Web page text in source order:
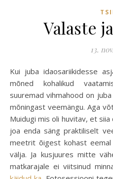
Valaste
13.
Kui juba idaosariikidesse asja siis tuleb üle vaadata ka
mõned kohalikud
suuremad vihmahood on
mõningast veemängu. Aga
Muidugi mis oli huvitav, et
joa enda säng praktiliselt
meetrit õigest kohast
välja. Ja kusjuures mitte
matkarajale ei viitsinud